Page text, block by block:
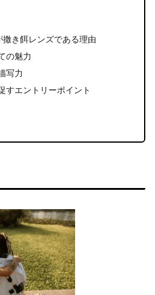
き餌レンズである理由
の魅力
写力
すエントリーポイント